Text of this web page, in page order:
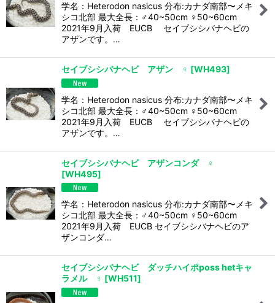
学名：Heterodon nasicus 分布:カナダ南部〜メキ
シコ北部 最大全長：♂40~50cm ♀50~60cm
2021年9月入荷 EUCB セイブシシバナヘビの
アザンです。…
セイブシシバナヘビ アザン ♀ [WH493]
学名：Heterodon nasicus 分布:カナダ南部〜メキ
シコ北部 最大全長：♂40~50cm ♀50~60cm
2021年9月入荷 EUCB セイブシシバナヘビの
アザンです。…
セイブシシバナヘビ アザンコンダ ♀
[WH495]
学名：Heterodon nasicus 分布:カナダ南部〜メキ
シコ北部 最大全長：♂40~50cm ♀50~60cm
2021年9月入荷 EUCB セイブシシバナヘビのア
ザンコンダ…
セイブシシバナヘビ ダッチハイポposs hetキャ
ラメル ♀ [WH511]